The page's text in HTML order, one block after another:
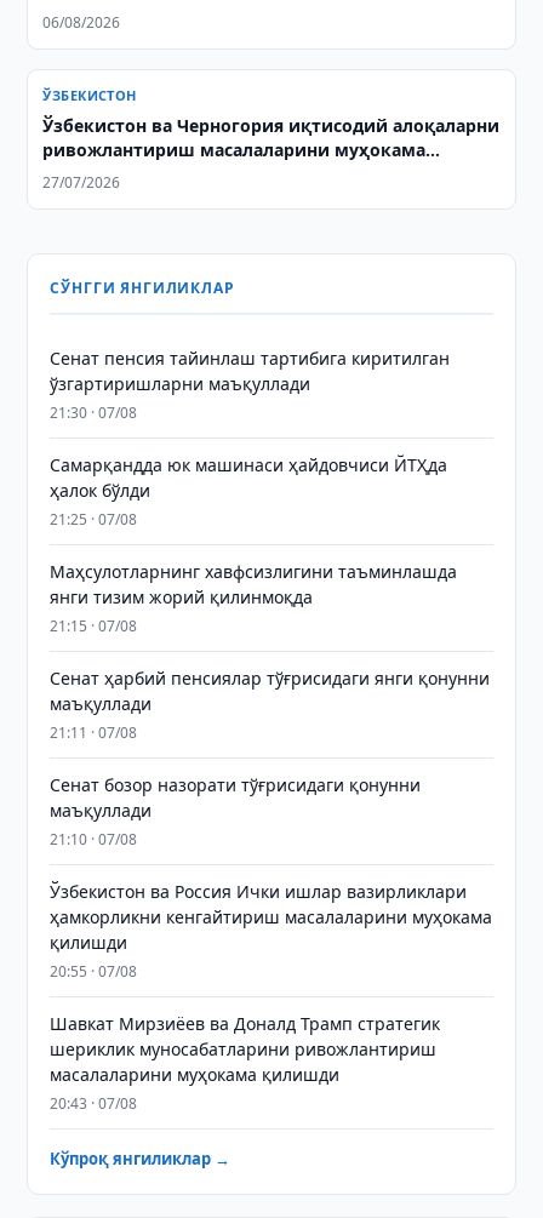
06/08/2026
ЎЗБЕКИСТОН
Ўзбекистон ва Черногория иқтисодий алоқаларни
ривожлантириш масалаларини муҳокама
қилишди
27/07/2026
СЎНГГИ ЯНГИЛИКЛАР
Сенат пенсия тайинлаш тартибига киритилган
ўзгартиришларни маъқуллади
21:30 · 07/08
Самарқандда юк машинаси ҳайдовчиси ЙТҲда
ҳалок бўлди
21:25 · 07/08
Маҳсулотларнинг хавфсизлигини таъминлашда
янги тизим жорий қилинмоқда
21:15 · 07/08
Сенат ҳарбий пенсиялар тўғрисидаги янги қонунни
маъқуллади
21:11 · 07/08
Сенат бозор назорати тўғрисидаги қонунни
маъқуллади
21:10 · 07/08
Ўзбекистон ва Россия Ички ишлар вазирликлари
ҳамкорликни кенгайтириш масалаларини муҳокама
қилишди
20:55 · 07/08
Шавкат Мирзиёев ва Доналд Трамп стратегик
шериклик муносабатларини ривожлантириш
масалаларини муҳокама қилишди
20:43 · 07/08
Кўпроқ янгиликлар →